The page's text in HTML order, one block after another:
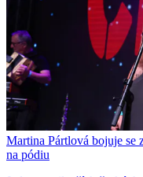
Martina Pártlová bojuje se
na pódiu